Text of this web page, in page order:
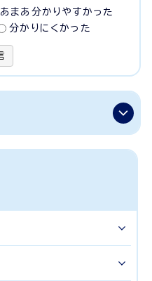
まあ分かりやすかった
分かりにくかった